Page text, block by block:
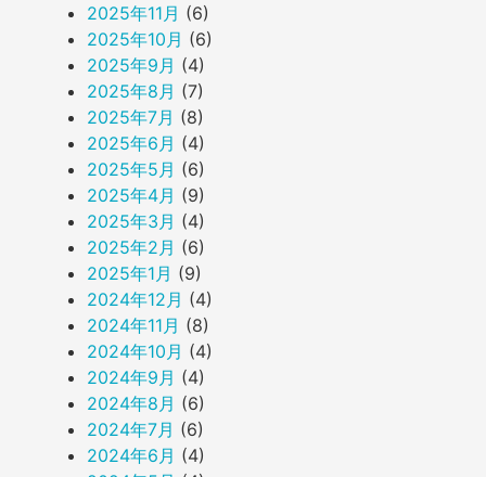
2025年11月 (6)
2025年10月 (6)
2025年9月 (4)
2025年8月 (7)
2025年7月 (8)
2025年6月 (4)
2025年5月 (6)
2025年4月 (9)
2025年3月 (4)
2025年2月 (6)
2025年1月 (9)
2024年12月 (4)
2024年11月 (8)
2024年10月 (4)
2024年9月 (4)
2024年8月 (6)
2024年7月 (6)
2024年6月 (4)